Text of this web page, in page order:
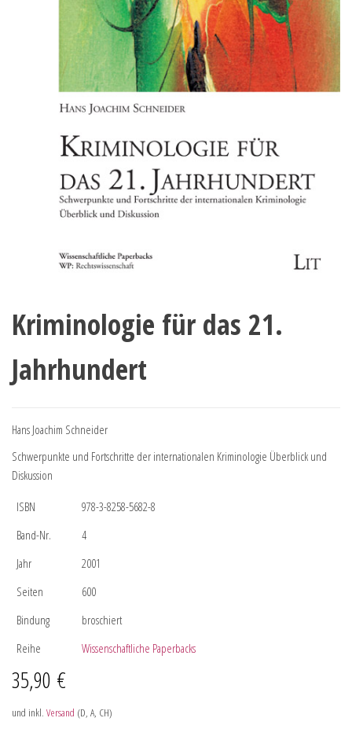
Kriminologie für das 21.
Jahrhundert
Hans Joachim Schneider
Schwerpunkte und Fortschritte der internationalen Kriminologie Überblick und
Diskussion
ISBN
978-3-8258-5682-8
Band-Nr.
4
Jahr
2001
Seiten
600
Bindung
broschiert
Reihe
Wissenschaftliche Paperbacks
35,90 €
und inkl. Versand (D, A, CH)